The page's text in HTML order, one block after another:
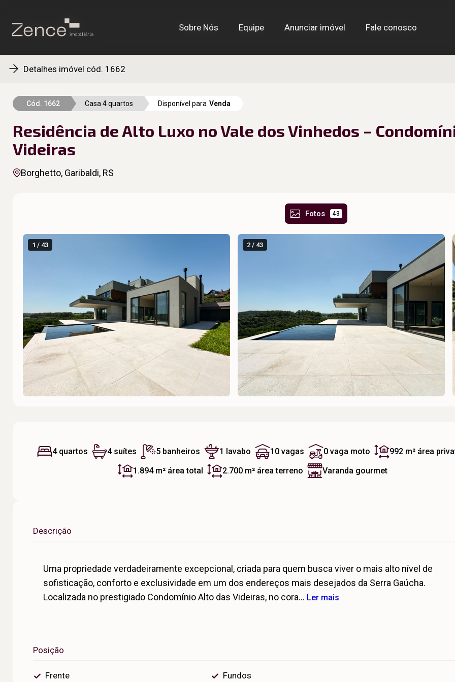
Sobre Nós Equipe Anunciar imóvel Fale conosco
Sobre Nós Equipe Anunciar imóvel Fale conosco
Detalhes imóvel cód. 1662
Cód. 1662 Casa 4 quartos Disponível para Venda
Residência de Alto Luxo no Vale dos Vinhedos –
Videiras
Borghetto, Garibaldi, RS
Fotos 43
1 / 43 2 / 43
4 quartos 4 suítes 5 banheiros 1 lavabo 10 vagas 0 vaga moto 992 m² área
1.894 m² área total 2.700 m² área terreno Varanda gourmet
Descrição
Uma propriedade verdadeiramente excepcional, criada para quem busca viver o mais alto nível de
sofisticação, conforto e exclusividade em um dos endereços mais desejados da Serra Gaúcha.
Localizada no prestigiado Condomínio Alto das Videiras, no cora... Ler mais
Posição
Frente Fundos